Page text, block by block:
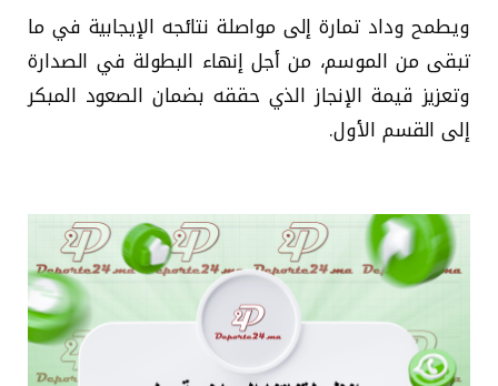
ويطمح وداد تمارة إلى مواصلة نتائجه الإيجابية في ما
تبقى من الموسم، من أجل إنهاء البطولة في الصدارة
وتعزيز قيمة الإنجاز الذي حققه بضمان الصعود المبكر
إلى القسم الأول.